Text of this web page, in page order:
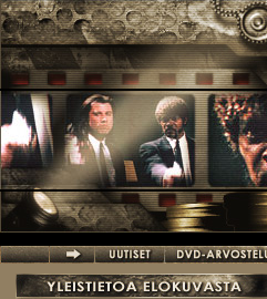
Hyppää pääsisältöön